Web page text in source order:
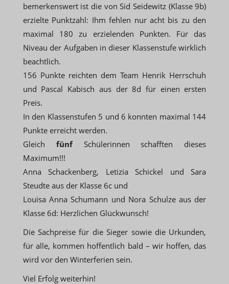
bemerkenswert ist die von Sid Seidewitz (Klasse 9b)
erzielte Punktzahl: Ihm fehlen nur acht bis zu den
maximal 180 zu erzielenden Punkten. Für das
Niveau der Aufgaben in dieser Klassenstufe wirklich
beachtlich.
156 Punkte reichten dem Team Henrik Herrschuh
und Pascal Kabisch aus der 8d für einen ersten
Preis.
In den Klassenstufen 5 und 6 konnten maximal 144
Punkte erreicht werden.
Gleich fünfSchülerinnen schafften dieses
Maximum!!!
Anna Schackenberg, Letizia Schickel und Sara
Steudte aus der Klasse 6c und
Louisa Anna Schumann und Nora Schulze aus der
Klasse 6d: Herzlichen Glückwunsch!
Die Sachpreise für die Sieger sowie die Urkunden,
für alle, kommen hoffentlich bald – wir hoffen, das
wird vor den Winterferien sein.
Viel Erfolg weiterhin!